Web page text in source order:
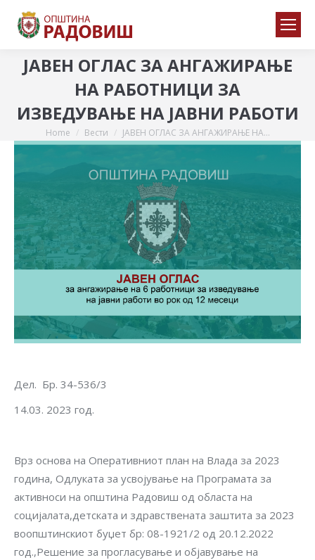
ЈАВЕН ОГЛАС ЗА АНГАЖИРАЊЕ
НА РАБОТНИЦИ ЗА
ИЗВЕДУВАЊЕ НА ЈАВНИ РАБОТИ
You are here:
Home Вести ЈАВЕН ОГЛАС ЗА АНГАЖИРАЊЕ НА…
Дел. Бр. 34-536/3
14.03. 2023 год.
Врз основа на Оперативниот план на Влада за 2023
година, Одлуката за усвојување на Програмата за
активноси на општина Радовиш од областа на
социјалата,детската и здравствената заштита за 2023
воопштинскиот буџет бр: 08-1921/2 од 20.12.2022
год.,Решение за прогласување и објавување на